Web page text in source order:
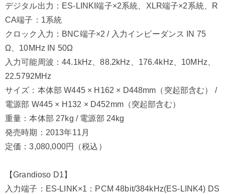
デジタル出力：ES-LINKI端子×2系統、XLR端子×2系統、R
CA端子：1系統
クロック入力：BNC端子×2 / 入力インピーダンス IN 75
Ω、10MHz IN 50Ω
入力可能周波：44.1kHz、88.2kHz、176.4kHz、10MHz、
22.5792MHz
サイズ：本体部 W445 × H162 × D448mm（突起部含む） /
電源部 W445 × H132 × D452mm（突起部含む）
重量：本体部 27kg / 電源部 24kg
発売時期：2013年11月
定価：3,080,000円（税込）
【Grandioso D1】
入力端子：ES-LINK×1：PCM 48bit/384kHz(ES-LINK4) DS